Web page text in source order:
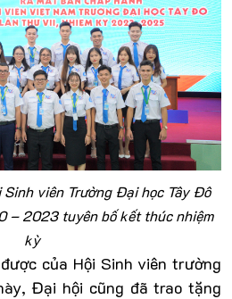
Sinh viên Trường Đại học Tây Đô
– 2023 tuyên bố kết thúc nhiệm
kỳ
của Hội Sinh viên trường
Đại hội cũng đã trao tặng